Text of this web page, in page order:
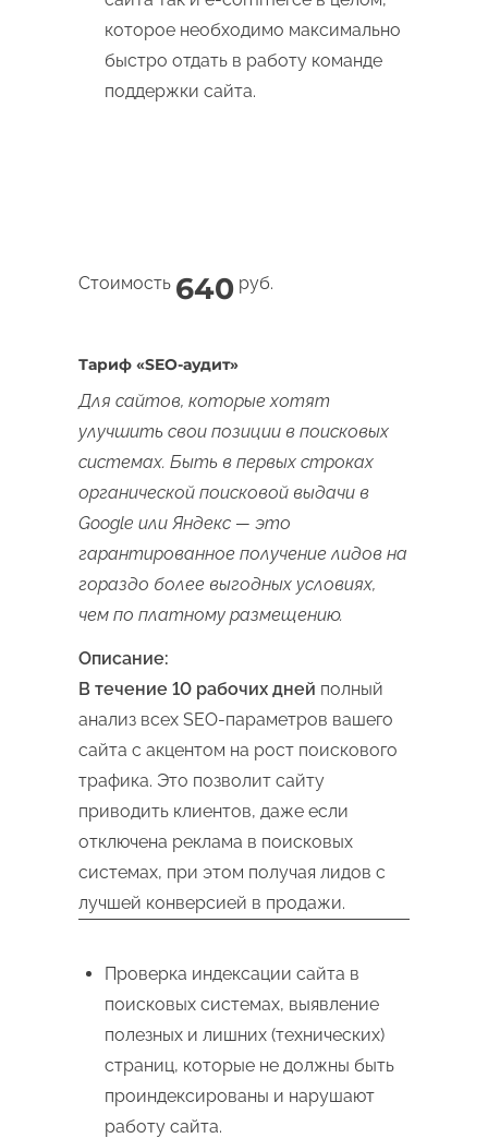
которое необходимо максимально
быстро отдать в работу команде
поддержки сайта.
Стоимость 640 руб.
Тариф «SEO-аудит»
Для сайтов, которые хотят
улучшить свои позиции в поисковых
системах. Быть в первых строках
органической поисковой выдачи в
Google или Яндекс — это
гарантированное получение лидов на
гораздо более выгодных условиях,
чем по платному размещению.
Описание:
В течение 10 рабочих дней полный
анализ всех SEO-параметров вашего
сайта с акцентом на рост поискового
трафика. Это позволит сайту
приводить клиентов, даже если
отключена реклама в поисковых
системах, при этом получая лидов с
лучшей конверсией в продажи.
Проверка индексации сайта в
поисковых системах, выявление
полезных и лишних (технических)
страниц, которые не должны быть
проиндексированы и нарушают
работу сайта.